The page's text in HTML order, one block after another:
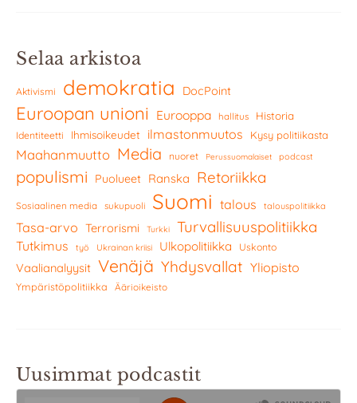
Selaa arkistoa
Aktivismi demokratia DocPoint
Euroopan unioni Eurooppa hallitus Historia
Identiteetti Ihmisoikeudet ilmastonmuutos Kysy politiikasta
Maahanmuutto Media nuoret Perussuomalaiset podcast
populismi Puolueet Ranska Retoriikka
Sosiaalinen media sukupuoli Suomi talous talouspolitiikka
Tasa-arvo Terrorismi Turkki Turvallisuuspolitiikka
Tutkimus työ Ukrainan kriisi Ulkopolitiikka Uskonto
Vaalianalyysit Venäjä Yhdysvallat Yliopisto
Ympäristöpolitiikka Äärioikeisto
Uusimmat podcastit